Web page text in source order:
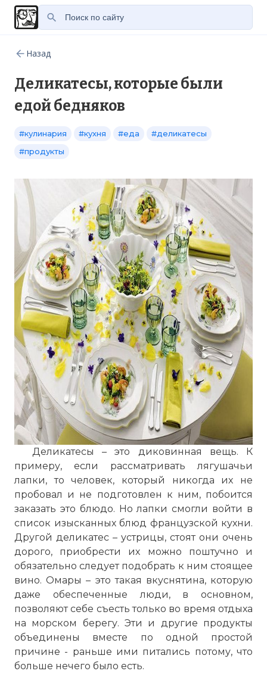
Назад
Деликатесы, которые были
едой бедняков
#кулинария #кухня #еда
#деликатесы
#продукты
Деликатесы – это диковинная вещь. К
примеру, если рассматривать лягушачьи
лапки, то человек, который никогда их не
пробовал и не подготовлен к ним, побоится
заказать это блюдо. Но лапки смогли войти в
список изысканных блюд французской кухни.
Другой деликатес – устрицы, стоят они очень
дорого, приобрести их можно поштучно и
обязательно следует подобрать к ним стоящее
вино. Омары – это такая вкуснятина, которую
даже обеспеченные люди, в основном,
позволяют себе съесть только во время отдыха
на морском берегу. Эти и другие продукты
объединены вместе по одной простой
причине - раньше ими питались потому, что
больше нечего было есть.